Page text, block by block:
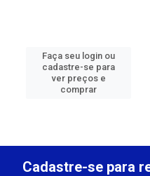
Faça seu login ou
cadastre-se para
ver preços e
comprar
Cadastre-se para